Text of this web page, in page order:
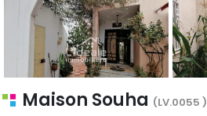
Maison Souha (LV.0055 )